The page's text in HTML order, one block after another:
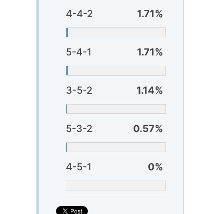
4-4-2 1.71%
5-4-1 1.71%
3-5-2 1.14%
5-3-2 0.57%
4-5-1 0%